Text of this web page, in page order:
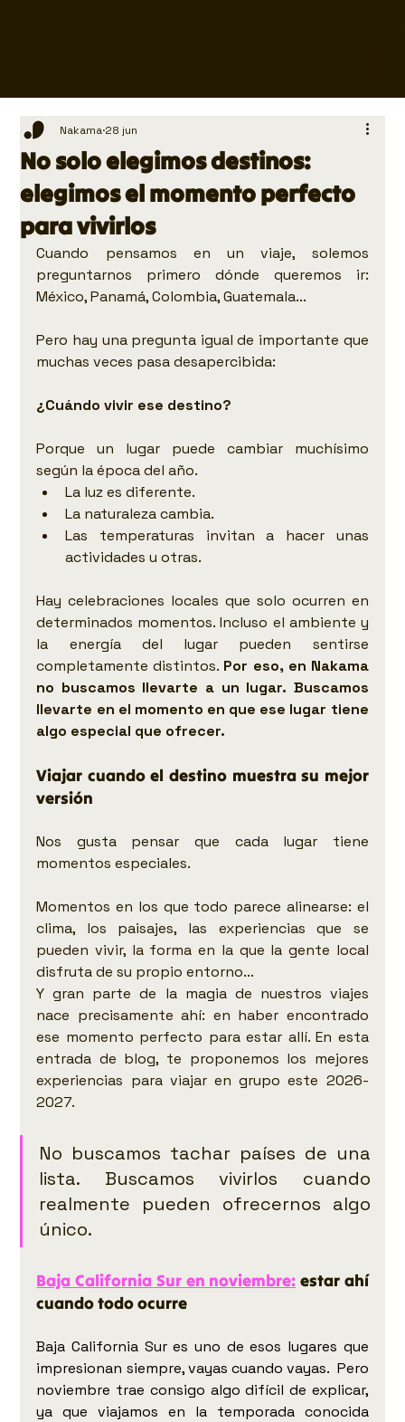
No solo elegimos destinos:
elegimos el momento perfecto
para vivirlos
Nakama 28 jun
Cuando pensamos en un viaje, solemos
preguntarnos primero dónde queremos ir:
México, Panamá, Colombia, Guatemala...
Pero hay una pregunta igual de importante que
muchas veces pasa desapercibida:
¿Cuándo vivir ese destino?
Porque un lugar puede cambiar muchísimo
según la época del año.
La luz es diferente.
La naturaleza cambia.
Las temperaturas invitan a hacer unas
actividades u otras.
Hay celebraciones locales que solo ocurren en
determinados momentos. Incluso el ambiente y
la energía del lugar pueden sentirse
completamente distintos. Por eso, en Nakama
no buscamos llevarte a un lugar. Buscamos
llevarte en el momento en que ese lugar tiene
algo especial que ofrecer.
Viajar cuando el destino muestra su mejor
versión
Nos gusta pensar que cada lugar tiene
momentos especiales.
Momentos en los que todo parece alinearse: el
clima, los paisajes, las experiencias que se
pueden vivir, la forma en la que la gente local
disfruta de su propio entorno...
Y gran parte de la magia de nuestros viajes
nace precisamente ahí: en haber encontrado
ese momento perfecto para estar allí. En esta
entrada de blog, te proponemos los mejores
experiencias para viajar en grupo este 2026-
2027.
No buscamos tachar países de una
lista. Buscamos vivirlos cuando
realmente pueden ofrecernos algo
único.
Baja California Sur en noviembre: estar ahí
cuando todo ocurre
Baja California Sur es uno de esos lugares que
impresionan siempre, vayas cuando vayas.  Pero
noviembre trae consigo algo difícil de explicar,
ya que viajamos en la temporada conocida